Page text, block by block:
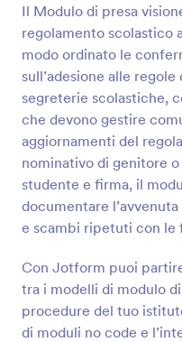
Il Modulo di presa
regolamento scolastico
modo ordinato le
sull’adesione alle
segreterie scolastiche,
che devono gestire
aggiornamenti del
nominativo di genitore
studente e firma, il
documentare
e scambi ripetuti con le
Con Jotform puoi
tra i modelli di modulo
procedure del tuo
di moduli no code e